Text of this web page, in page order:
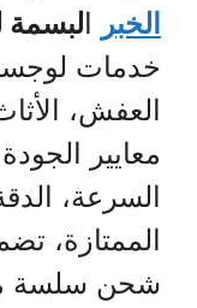
الخبر البسمة
خدمات
العفش،
معايير
السرعة،
الممتازة،
شحن سلسة